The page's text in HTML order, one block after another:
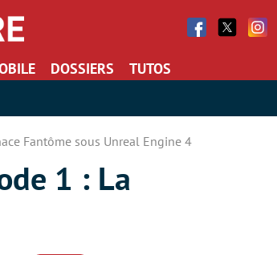
Facebook
Twitter
DOSSIERS TUTOS
Fantôme sous Unreal Engine 4
1 : La